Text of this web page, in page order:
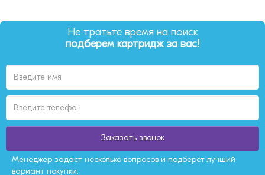
Не тратьте время на поиск
подберем картридж за вас!
Заказать звонок
Менеджер задаст несколько вопросов и подберет лучший
вариант покупки.